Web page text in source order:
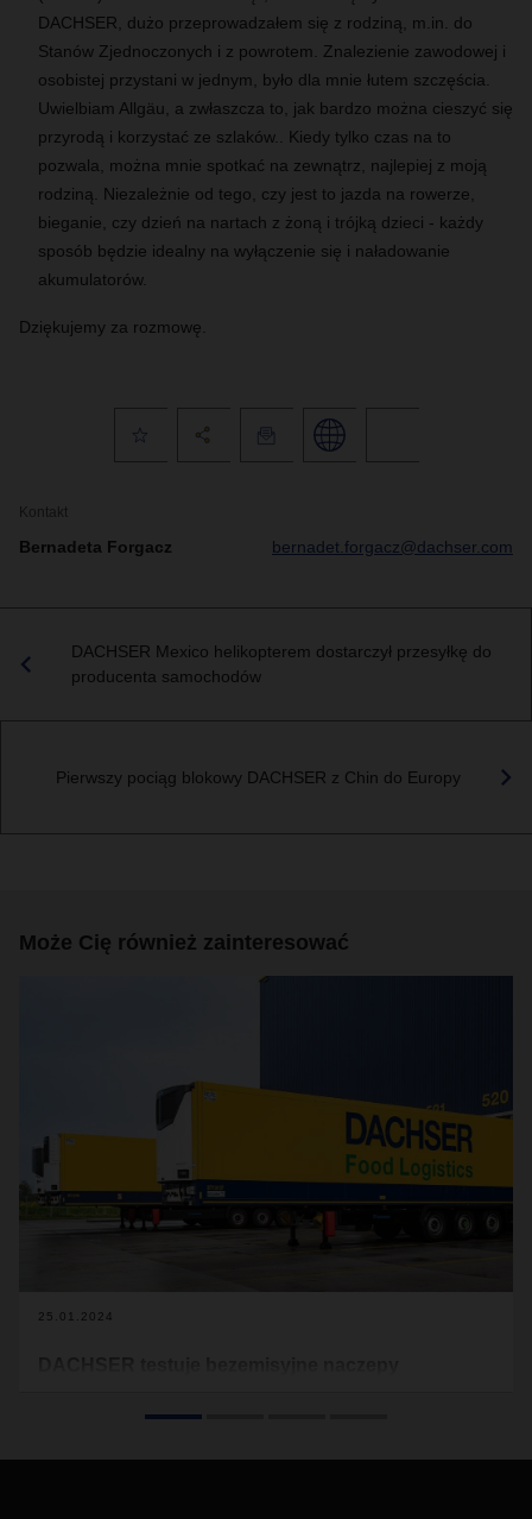
DACHSER , dużo przeprowadzałem się z rodziną, m.in. do
Stanów Zjednoczonych i z powrotem. Znalezienie zawodowej i
osobistej przystani w jednym, było dla mnie łutem szczęścia.
Uwielbiam Allgäu, a zwłaszcza to, jak bardzo można cieszyć się
przyrodą i korzystać ze szlaków..
Kiedy tylko czas na to
pozwala, można mnie spotkać na zewnątrz, najlepiej z moją
rodziną. Niezależnie od tego, czy jest to jazda na rowerze,
bieganie, czy dzień na nartach z żoną i trójką dzieci - każdy
sposób będzie idealny na wyłączenie się i naładowanie
akumulatorów.
Dziękujemy za rozmowę.
Kontakt
Bernadeta Forgacz bernadet.forgacz@dachser.com
DACHSER Mexico helikopterem dostarczył przesyłkę do
producenta samochodów
Pierwszy pociąg blokowy DACHSER z Chin do Europy
Może Cię również zainteresować
25.01.2024
chłodnie zostały poddane testom w oddziałach sieci